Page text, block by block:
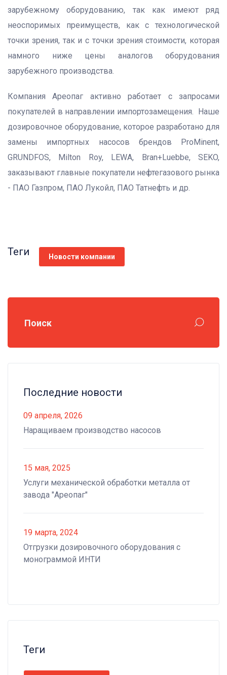
зарубежному оборудованию, так как имеют ряд
неоспоримых преимуществ, как с технологической
точки зрения, так и с точки зрения стоимости, которая
намного ниже цены аналогов оборудования
зарубежного производства.
Компания Ареопаг активно работает с запросами
покупателей в направлении импортозамещения. Наше
дозировочное оборудование, которое разработано для
замены импортных насосов брендов ProMinent,
GRUNDFOS, Milton Roy, LEWA, Bran+Luebbe, SEKO,
заказывают главные покупатели нефтегазового рынка
- ПАО Газпром, ПАО Лукойл, ПАО Татнефть и др.
Теги Новости компании
Поиск
Последние новости
09 апреля, 2026
Наращиваем производство насосов
15 мая, 2025
Услуги механической обработки металла от
завода "Ареопаг"
19 марта, 2024
Отгрузки дозировочного оборудования с
монограммой ИНТИ
Теги